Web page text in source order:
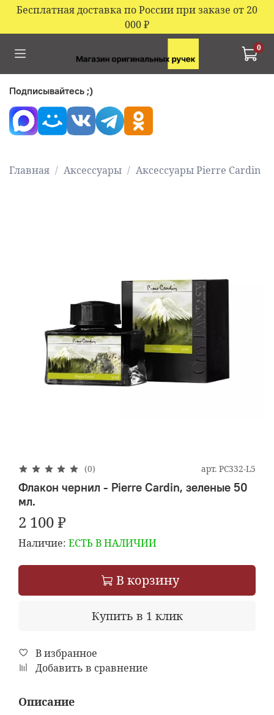
Бесплатная доставка по России при заказе от 20
000₽
0
Главная Аксессуары Аксессуары Pierre Cardin
(0) арт. PC332-L5
Флакон чернил - Pierre Cardin, зеленые 50
мл.
2 100 ₽
Наличие: ЕСТЬ В НАЛИЧИИ
В корзину
Купить в 1 клик
В избранное
Добавить в сравнение
Описание
Подписывайтесь ;)